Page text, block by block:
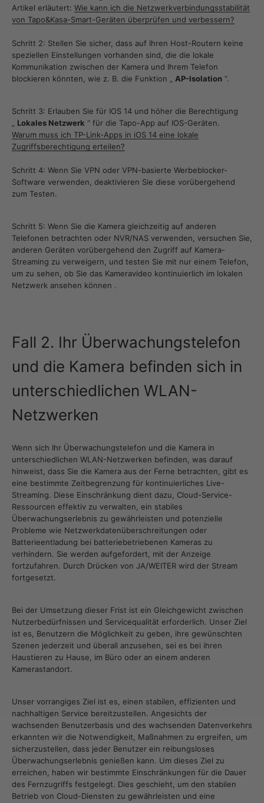
Artikel erläutert: Wie kann ich die Netzwerkverbindungsstabilität
von Tapo&Kasa-Smart-Geräten überprüfen und verbessern?
Schritt 2: Stellen Sie sicher, dass auf Ihren Host-Routern keine
speziellen Einstellungen vorhanden sind, die die lokale
Kommunikation zwischen der Kamera und Ihrem Telefon
blockieren könnten, wie z. B. die Funktion „ AP-Isolation “.
Schritt 3: Erlauben Sie für IOS 14 und höher die Berechtigung
Lokales Netzwerk “ für die Tapo-App auf IOS-Geräten.
Warum muss ich TP-Link-Apps in iOS 14 eine lokale
Zugriffsberechtigung erteilen?
Schritt 4: Wenn Sie VPN oder VPN-basierte Werbeblocker-
Software verwenden, deaktivieren Sie diese vorübergehend
zum Testen.
Schritt 5: Wenn Sie die Kamera gleichzeitig auf anderen
Telefonen betrachten oder NVR/NAS verwenden, versuchen Sie,
anderen Geräten vorübergehend den Zugriff auf Kamera-
Streaming zu verweigern, und testen Sie mit nur einem Telefon,
um zu sehen, ob Sie das Kameravideo kontinuierlich im lokalen
Netzwerk ansehen können .
Fall 2. Ihr Überwachungstelefon
und die Kamera befinden sich in
unterschiedlichen WLAN-
Netzwerken
Wenn sich Ihr Überwachungstelefon und die Kamera in
unterschiedlichen WLAN-Netzwerken befinden, was darauf
hinweist, dass Sie die Kamera aus der Ferne betrachten, gibt es
eine bestimmte Zeitbegrenzung für kontinuierliches Live-
Streaming. Diese Einschränkung dient dazu, Cloud-Service-
Ressourcen effektiv zu verwalten, ein stabiles
Überwachungserlebnis zu gewährleisten und potenzielle
Probleme wie Netzwerkdatenüberschreitungen oder
Batterieentladung bei batteriebetriebenen Kameras zu
verhindern. Sie werden aufgefordert, mit der Anzeige
fortzufahren. Durch Drücken von JA/WEITER wird der Stream
fortgesetzt.
Bei der Umsetzung dieser Frist ist ein Gleichgewicht zwischen
Nutzerbedürfnissen und Servicequalität erforderlich. Unser Ziel
ist es, Benutzern die Möglichkeit zu geben, ihre gewünschten
Szenen jederzeit und überall anzusehen, sei es bei ihren
Haustieren zu Hause, im Büro oder an einem anderen
Kamerastandort.
Unser vorrangiges Ziel ist es, einen stabilen, effizienten und
nachhaltigen Service bereitzustellen. Angesichts der
wachsenden Benutzerbasis und des wachsenden Datenverkehrs
erkannten wir die Notwendigkeit, Maßnahmen zu ergreifen, um
sicherzustellen, dass jeder Benutzer ein reibungsloses
Überwachungserlebnis genießen kann. Um dieses Ziel zu
erreichen, haben wir bestimmte Einschränkungen für die Dauer
des Fernzugriffs festgelegt. Dies geschieht, um den stabilen
Betrieb von Cloud-Diensten zu gewährleisten und eine